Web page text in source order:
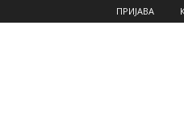
ПРИЈАВА